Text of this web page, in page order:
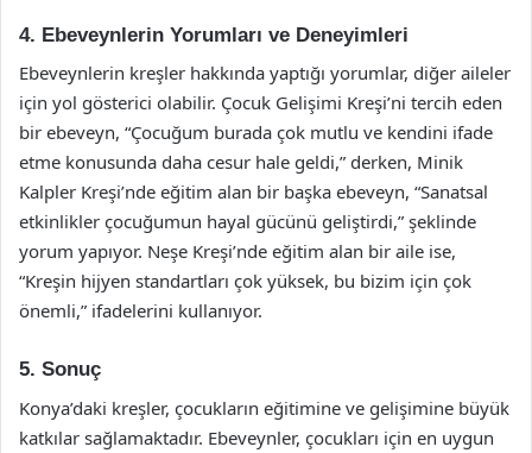
4. Ebeveynlerin Yorumları ve Deneyimleri
Ebeveynlerin kreşler hakkında yaptığı yorumlar, diğer aileler
için yol gösterici olabilir. Çocuk Gelişimi Kreşi’ni tercih eden
bir ebeveyn, “Çocuğum burada çok mutlu ve kendini ifade
etme konusunda daha cesur hale geldi,” derken, Minik
Kalpler Kreşi’nde eğitim alan bir başka ebeveyn, “Sanatsal
etkinlikler çocuğumun hayal gücünü geliştirdi,” şeklinde
yorum yapıyor. Neşe Kreşi’nde eğitim alan bir aile ise,
“Kreşin hijyen standartları çok yüksek, bu bizim için çok
önemli,” ifadelerini kullanıyor.
5. Sonuç
Konya’daki kreşler, çocukların eğitimine ve gelişimine büyük
katkılar sağlamaktadır. Ebeveynler, çocukları için en uygun